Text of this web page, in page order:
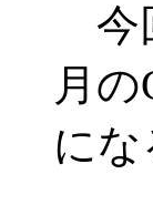
今
月
に